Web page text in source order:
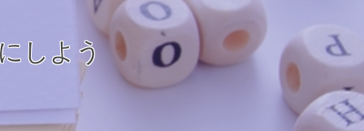
しよう